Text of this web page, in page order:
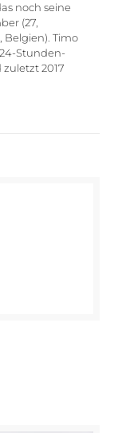
noch seine
(27,
Belgien). Timo
Stunden-
zuletzt 2017